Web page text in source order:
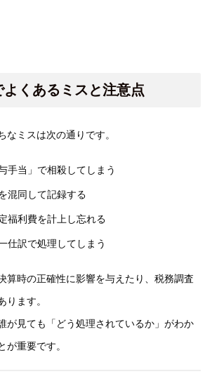
くあるミスと注意点
なミスは次の通りです。
手当」で相殺してしまう
混同して記録する
福利費を計上し忘れる
仕訳で処理してしまう
算時の正確性に影響を与えたり、税務調査
ります。
が見ても「どう処理されているか」がわか
が重要です。